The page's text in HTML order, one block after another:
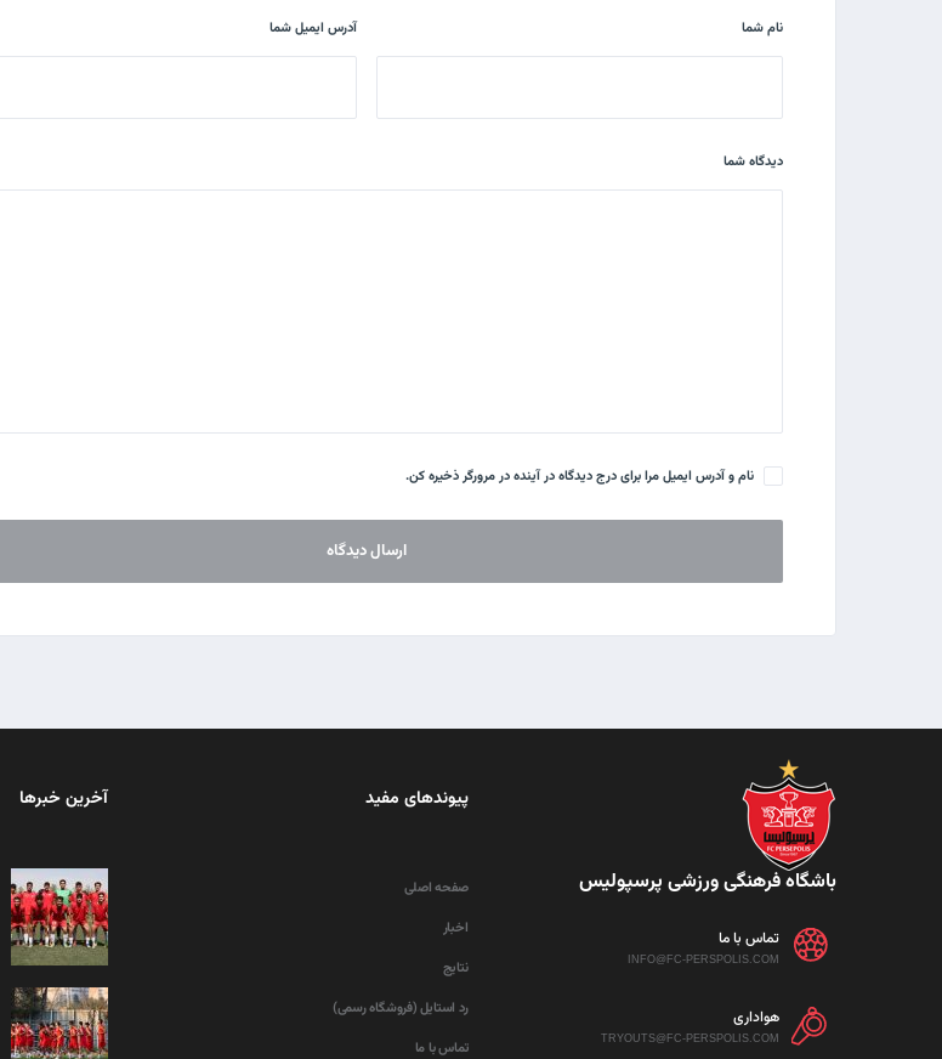
نام شما آدرس ایمیل شما
دیدگاه شما
نام و آدرس ایمیل مرا برای درج دیدگاه در آینده در مرورگر ذخیره کن.
باشگاه فرهنگی ورزشی پرسپولیس
تماس با ما
INFO@FC-PERSPOLIS.COM
هواداری
TRYOUTS@FC-PERSPOLIS.COM
پیوندهای مفید
صفحه اصلی
اخبار
نتایج
رد استایل (فروشگاه رسمی)
تماس با ما
آخرین خبرها